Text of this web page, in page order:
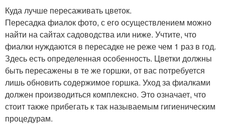
Куда лучше пересаживать цветок.
Пересадка фиалок фото, с его осуществлением можно
найти на сайтах садоводства или ниже. Учтите, что
фиалки нуждаются в пересадке не реже чем 1 раз в год.
Здесь есть определенная особенность. Цветки должны
быть пересажены в те же горшки, от вас потребуется
лишь обновить содержимое горшка. Уход за фиалками
должен производиться комплексно. Это означает, что
стоит также прибегать к так называемым гигиеническим
процедурам.